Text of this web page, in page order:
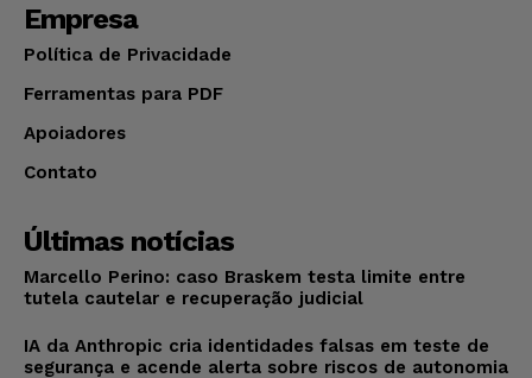
Empresa
Política de Privacidade
Ferramentas para PDF
Apoiadores
Contato
Últimas notícias
Marcello Perino: caso Braskem testa limite entre
tutela cautelar e recuperação judicial
IA da Anthropic cria identidades falsas em teste de
segurança e acende alerta sobre riscos de autonomia